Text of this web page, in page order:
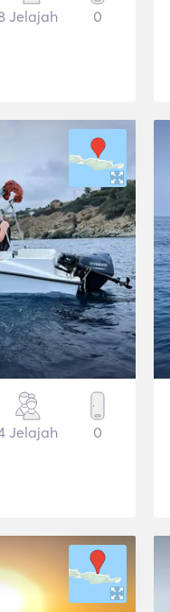
Jelajah 0
Jelajah 0